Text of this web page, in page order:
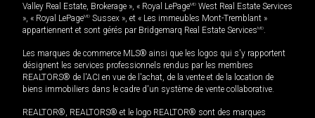
Valley Real Estate, Brokerage », « Royal LePageMD West Real Estate Services
», « Royal LePageMD Sussex », et « Les immeubles Mont-Tremblant »
appartiennent et sont gérés par Bridgemarq Real Estate ServicesMD.
Les marques de commerce MLS® ainsi que les logos qui s'y rapportent
désignent les services professionnels rendus par les membres
REALTORS® de l'ACI en vue de l'achat, de la vente et de la location de
biens immobiliers dans le cadre d'un système de vente collaborative.
REALTOR®, REALTORS® et le logo REALTOR® sont des marques